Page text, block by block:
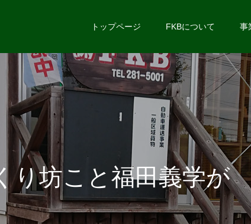
トップページ FKBについて 事
く り坊こ と 福田 義学が
長距離大 型トラックの